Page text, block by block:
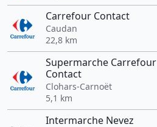
Carrefour Contact
Caudan
22,8 km
Supermarche Carrefour
Contact
Clohars-Carnoët
5,1 km
Intermarche Nevez